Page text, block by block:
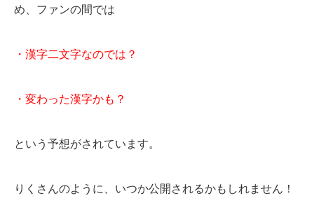
め、ファンの間では
・漢字二文字なのでは？
・変わった漢字かも？
という予想がされています。
りくさんのように、いつか公開されるかもしれません！